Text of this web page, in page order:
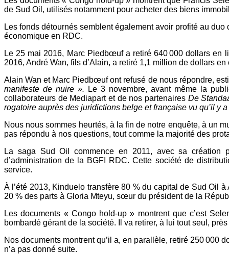
de Sud Oil, utilisés notamment pour acheter des biens
Les fonds détournés semblent également avoir profité au
économique en RDC.
Le 25 mai 2016, Marc Piedbœuf a retiré 640 000 dollars en
2016, André Wan, fils d’Alain, a retiré 1,1 million de dollars
Alain Wan et Marc Piedbœuf ont refusé de nous répondre,
manifeste de nuire ».
Le 3 novembre, avant même la
collaborateurs de Mediapart et de nos partenaires De
rogatoire auprès des juridictions belge et française vu qu’il y
Nous nous sommes heurtés, à la fin de notre enquête, à un
pas répondu à nos questions, tout comme la majorité des
La saga Sud Oil commence en 2011, avec sa création
d’administration de la BGFI RDC. Cette société de
service.
À l’été 2013, Kinduelo transfère 80 % du capital de Sud Oil
20 % des parts à Gloria Mteyu, sœur du président de la
Les documents « Congo hold-up » montrent que c’est
bombardé gérant de la société. Il va retirer, à lui tout seul,
Nos documents montrent qu’il a, en parallèle, retiré 250 000
n’a pas donné suite.